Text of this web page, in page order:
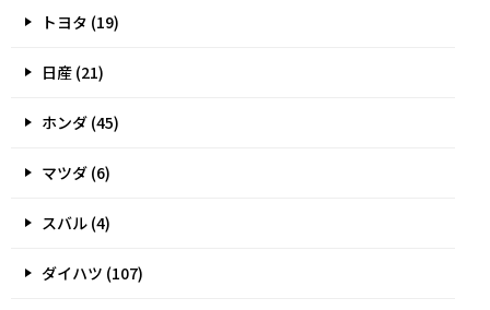
トヨタ (19)
日産 (21)
ホンダ (45)
マツダ (6)
スバル (4)
ダイハツ (107)